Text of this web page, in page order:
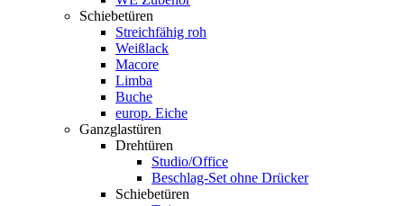
Schiebetüren
Streichfähig roh
Weißlack
Macore
Limba
Buche
europ. Eiche
Ganzglastüren
Drehtüren
Studio/Office
Beschlag-Set ohne Drücker
Schiebetüren